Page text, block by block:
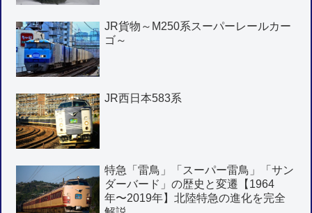
JR貨物～M250系スーパーレールカー
ゴ～
JR西日本583系
特急「雷鳥」「スーパー雷鳥」「サン
ダーバード」の歴史と変遷【1964
年〜2019年】北陸特急の進化を完全